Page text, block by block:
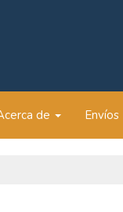
de Envíos